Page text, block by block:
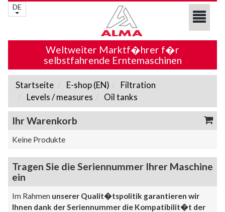
DE
Weltweiter Marktf�hrer f�r
selbstfahrende Erntemaschinen
Startseite E-shop (EN)
Filtration
Levels / measures
Oil tanks
Ihr Warenkorb
Keine Produkte
Tragen Sie die Seriennummer Ihrer Maschine
ein
Im Rahmen unserer Qualit�tspolitik garantieren wir
Ihnen dank der Seriennummer die Kompatibilit�t der